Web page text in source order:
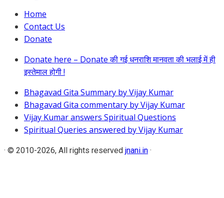
Home
Contact Us
Donate
Donate here – Donate की गई धनराशि मानवता की भलाई में ही
इस्तेमाल होगी !
Bhagavad Gita Summary by Vijay Kumar
Bhagavad Gita commentary by Vijay Kumar
Vijay Kumar answers Spiritual Questions
Spiritual Queries answered by Vijay Kumar
· © 2010-2026, All rights reserved jnani.in ·